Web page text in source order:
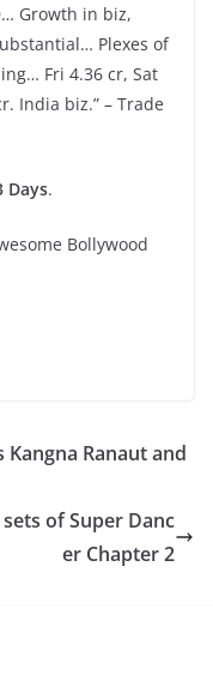
Growth in biz,
Plexes of
Fri 4.36 cr, Sat
India biz.” – Trade
Days.
Bollywood
Ranaut and
of Super Danc
er Chapter 2